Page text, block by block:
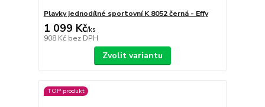
Plavky jednodílné sportovní K 8052 černá - Effy
1 099 Kč/ks
908 Kč bez DPH
Zvolit variantu
TOP produkt